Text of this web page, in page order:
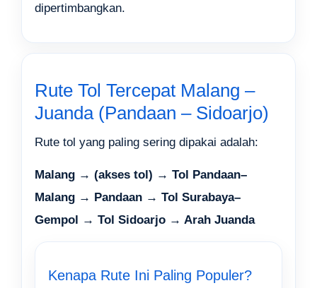
dipertimbangkan.
Rute Tol Tercepat Malang –
Juanda (Pandaan – Sidoarjo)
Rute tol yang paling sering dipakai adalah:
Malang → (akses tol) → Tol Pandaan–
Malang → Pandaan → Tol Surabaya–
Gempol → Tol Sidoarjo → Arah Juanda
Kenapa Rute Ini Paling Populer?